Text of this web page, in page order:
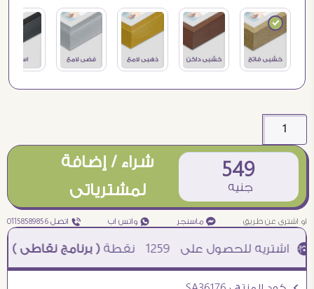
549
جنيه
شراء / إضافة
لمشترياتى
او اشترى عن طريق ¥ ماسنجر ₧ واتس اب ƒ اتصل 01158589856
1259 نقطة( برنامج نقاطى )à خصم 5% للعملاء الجدد à شحن مجانى عند الشراء ب 4000 جنيه à